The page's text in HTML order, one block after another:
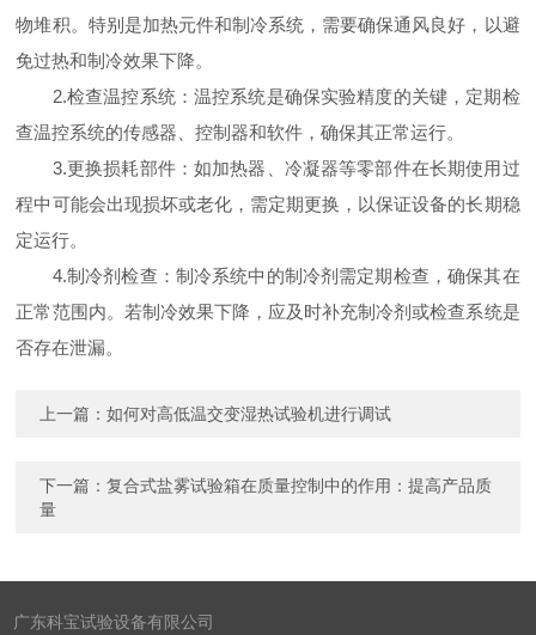
物堆积。特别是加热元件和制冷系统，需要确保通风良好，以避
免过热和制冷效果下降。
2.检查温控系统：温控系统是确保实验精度的关键，定期检
查温控系统的传感器、控制器和软件，确保其正常运行。
3.更换损耗部件：如加热器、冷凝器等零部件在长期使用过
程中可能会出现损坏或老化，需定期更换，以保证设备的长期稳
定运行。
4.制冷剂检查：制冷系统中的制冷剂需定期检查，确保其在
正常范围内。若制冷效果下降，应及时补充制冷剂或检查系统是
否存在泄漏。
上一篇：如何对高低温交变湿热试验机进行调试
下一篇：复合式盐雾试验箱在质量控制中的作用：提高产品质
量
广东科宝试验设备有限公司